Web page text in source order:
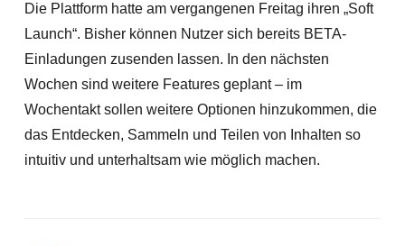
Die Plattform hatte am vergangenen Freitag ihren „Soft
Launch“. Bisher können Nutzer sich bereits BETA-
Einladungen zusenden lassen. In den nächsten
Wochen sind weitere Features geplant – im
Wochentakt sollen weitere Optionen hinzukommen, die
das Entdecken, Sammeln und Teilen von Inhalten so
intuitiv und unterhaltsam wie möglich machen.